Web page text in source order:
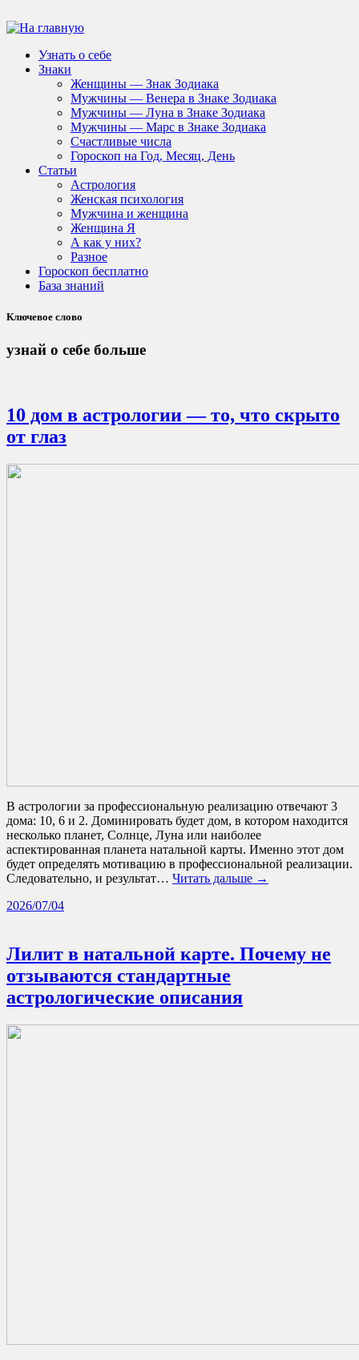
Узнать о себе
Знаки
Женщины — Знак Зодиака
Мужчины — Венера в Знаке Зодиака
Мужчины — Луна в Знаке Зодиака
Мужчины — Марс в Знаке Зодиака
Счастливые числа
Гороскоп на Год, Месяц, День
Статьи
Астрология
Женская психология
Мужчина и женщина
Женщина Я
А как у них?
Разное
Гороскоп бесплатно
База знаний
Ключевое слово
узнай о себе больше
10 дом в астрологии — то, что скрыто
от глаз
В астрологии за профессиональную реализацию отвечают 3
дома: 10, 6 и 2. Доминировать будет дом, в котором находится
несколько планет, Солнце, Луна или наиболее
аспектированная планета натальной карты. Именно этот дом
будет определять мотивацию в профессиональной реализации.
Следовательно, и результат… Читать дальше →
2026/07/04
Лилит в натальной карте. Почему не
отзываются стандартные
астрологические описания